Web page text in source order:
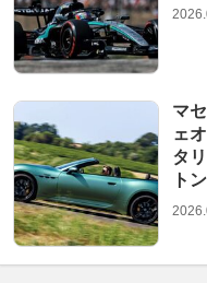
マ
ェ
タ
ト